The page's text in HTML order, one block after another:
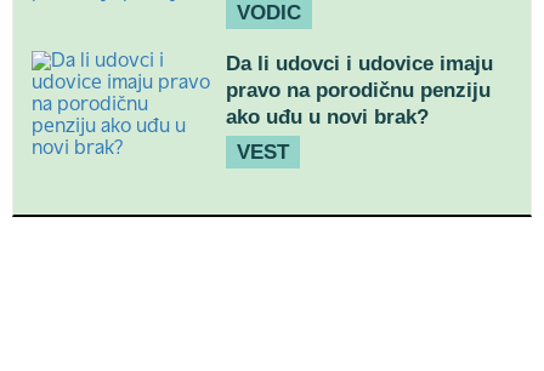
VODIC
Da li udovci i udovice imaju
pravo na porodičnu penziju
ako uđu u novi brak?
VEST